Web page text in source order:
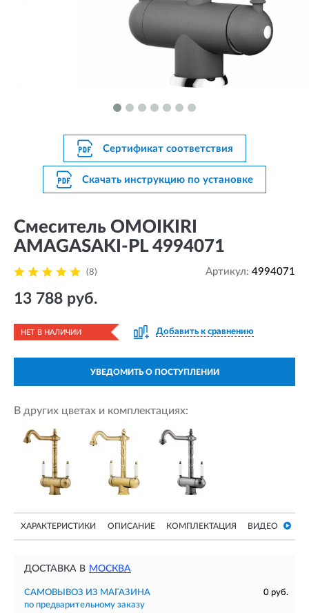
Сертификат соответствия
Скачать инструкцию по установке
Смеситель OMOIKIRI
AMAGASAKI-PL 4994071
(8) Артикул: 4994071
13 788 руб.
НЕТ В НАЛИЧИИ Добавить к сравнению
УВЕДОМИТЬ О ПОСТУПЛЕНИИ
В других цветах и комплектациях:
ХАРАКТЕРИСТИКИ ОПИСАНИЕ КОМПЛЕКТАЦИЯ ВИДЕО
ДОСТАВКА В МОСКВА
САМОВЫВОЗ ИЗ МАГАЗИНА
0 руб.
по предварительному заказу